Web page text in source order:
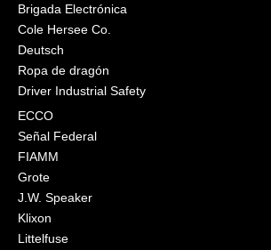
Brigada Electrónica
Cole Hersee Co.
Deutsch
Ropa de dragón
Driver Industrial Safety
ECCO
Señal Federal
FIAMM
Grote
J.W. Speaker
Klixon
Littelfuse